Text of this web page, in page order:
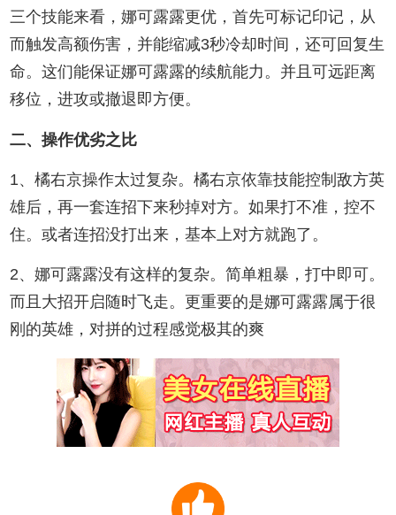
三个技能来看，娜可露露更优，首先可标记印记，从
而触发高额伤害，并能缩减3秒冷却时间，还可回复生
命。这们能保证娜可露露的续航能力。并且可远距离
移位，进攻或撤退即方便。
二、操作优劣之比
1、橘右京操作太过复杂。橘右京依靠技能控制敌方英
雄后，再一套连招下来秒掉对方。如果打不准，控不
住。或者连招没打出来，基本上对方就跑了。
2、娜可露露没有这样的复杂。简单粗暴，打中即可。
而且大招开启随时飞走。更重要的是娜可露露属于很
刚的英雄，对拼的过程感觉极其的爽